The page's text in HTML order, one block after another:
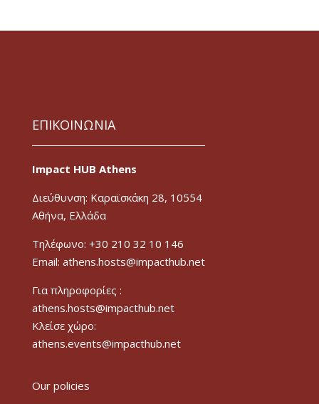
ΕΠΙΚΟΙΝΩΝΙΑ
Impact HUB Athens
Διεύθυνση: Καραϊσκάκη 28, 10554
Αθήνα, Ελλάδα
Τηλέφωνο: +30 210 32 10 146
Email: athens.hosts@impacthub.net
Για πληροφορίες :
athens.hosts@impacthub.net
Κλείσε χώρο:
athens.events@impacthub.net
Our policies